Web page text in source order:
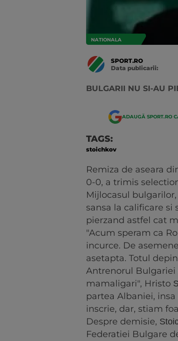
NATIONALA
SPORT.RO
Data publicarii:
BULGARII NU SI-AU
ADAUGĂ SPORT.RO
TAGS:
stoichkov
Remiza de aseara
0-0, a trimis
Mijlocasul
sansa la calificare si
pierzand astfel cat
"Acum speram ca
incurce. De
asetapta. Totul
Antrenorul Bulgariei
mamaligari", Hristo
partea Albaniei,
inscrie, dar, stiam
Despre demisie,
Federatiei Bulgare